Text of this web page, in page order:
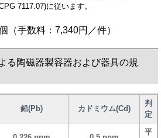
7117.07)に従います。
（手数料：7,340円／件）
る陶磁器製容器および器具の規
鉛(Pb) カドミウム(Cd)
判
定
平